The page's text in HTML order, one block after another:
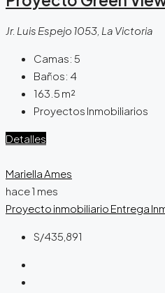
Jr. Luis Espejo 1053, La Victoria
Camas: 5
Baños: 4
163.5 m²
Proyectos Inmobiliarios
Detalles
Mariella Ames
hace 1 mes
Proyecto inmobiliario Entrega
S/435,891